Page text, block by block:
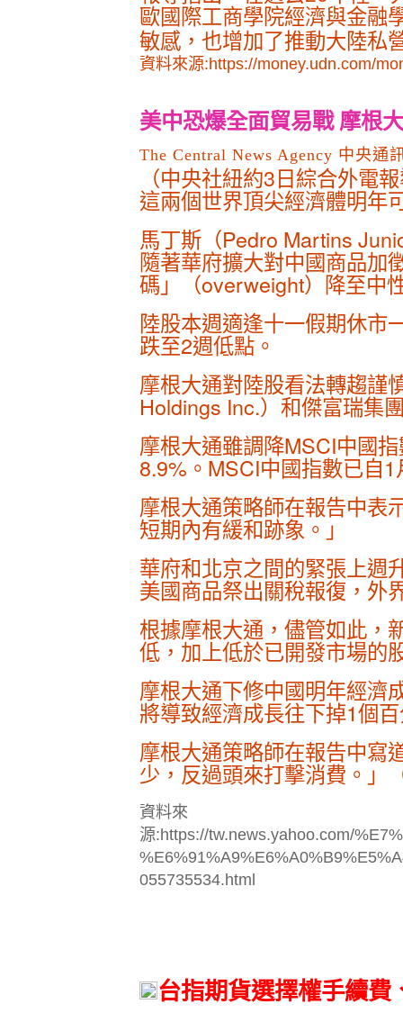
歐國際工商學院經濟與金融
敏感，也增加了推動大陸私
資料來源:https://money.udn.com/
美中恐爆全面貿易戰 摩根
The Central News Agency 中央通
（中央社紐約3日綜合外電
這兩個世界頂尖經濟體明年
馬丁斯（Pedro Martins
隨著華府擴大對中國商品加
碼」（overweight）降至中
陸股本週適逢十一假期休市
跌至2週低點。
摩根大通對陸股看法轉趨謹
Holdings Inc.）和傑富瑞集
摩根大通雖調降MSCI中國
8.9%。MSCI中國指數已自
摩根大通策略師在報告中表
短期內有緩和跡象。」
華府和北京之間的緊張上週
美國商品祭出關稅報復，外
根據摩根大通，儘管如此，
低，加上低於已開發市場的
摩根大通下修中國明年經濟
將導致經濟成長往下掉1個
摩根大通策略師在報告中寫
少，反過頭來打擊消費。」
資料來
源:https://tw.news.yahoo.com/
055735534.html
台指期貨選擇權手續費